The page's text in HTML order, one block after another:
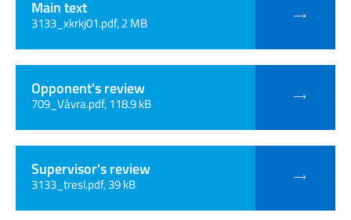
Main text
3133_xkrkj01.pdf, 2 MB
Opponent's review
709_Vávra.pdf, 118.9 kB
Supervisor's review
3133_tresl.pdf, 39 kB